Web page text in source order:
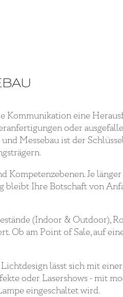
Kommunikation eine
oder
Messebau ist der
Kompetenzebenen. Je
Ihre Botschaft von
(Indoor & Outdoor),
Ob am Point of Sale, auf
lässt sich mit
oder Lasershows - mit
eingeschaltet wird.